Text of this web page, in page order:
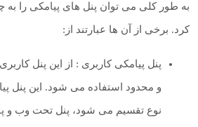
به طور کلی می توان پنل های پیامکی را به
کرد. برخی از آن ها عبارتند از:
پنل پیامکی کاربری : از این پنل
و محدود استفاده می شود. این پنل
نوع تقسیم می شود، پنل تحت وب و